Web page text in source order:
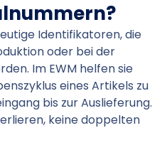
Identifikatoren, die
oder bei der
Im EWM helfen sie
eines Artikels zu
bis zur Auslieferung.
keine doppelten